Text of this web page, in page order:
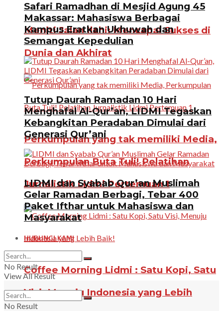
Meniti Jalan Ilahi: Mencapai Sukses di
Dunia dan Akhirat
Perkumpulan yang tak memiliki Media,
Perkumpulan Buta Tuli! Pelatihan
Jurnalistik Lidmi Pertemuan 1
Coffee Morning Lidmi : Satu Kopi, Satu
Visi, Menuju Indonesia yang Lebih
Safari Ramadhan di Mesjid Agung 45
Makassar: Mahasiswa Berbagai
Kampus Eratkan Ukhuwah dan
Semangat Kepedulian
Tutup Daurah Ramadan 10 Hari
Menghafal Al-Qur’an, LIDMI Tegaskan
Kebangkitan Peradaban Dimulai dari
Generasi Qur’ani
LIDMI dan Syabab Qur’an Muslimah
Gelar Ramadan Berbagi, Tebar 400
Paket Ifthar untuk Mahasiswa dan
Masyarakat
HUBUNGI KAMI
No Result
View All Result
No Result